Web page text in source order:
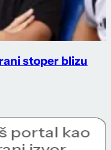
stoper blizu